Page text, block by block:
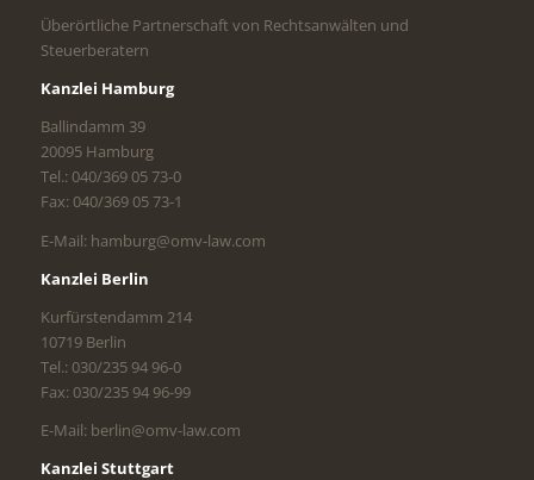
Überörtliche Partnerschaft von Rechtsanwälten und
Steuerberatern
Kanzlei Hamburg
Ballindamm 39
20095 Hamburg
Tel.: 040/369 05 73-0
Fax: 040/369 05 73-1
E-Mail: hamburg@omv-law.com
Kanzlei Berlin
Kurfürstendamm 214
10719 Berlin
Tel.: 030/235 94 96-0
Fax: 030/235 94 96-99
E-Mail: berlin@omv-law.com
Kanzlei Stuttgart